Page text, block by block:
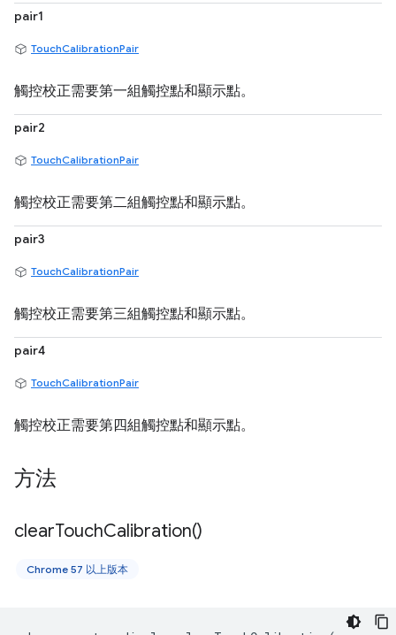
pair1
TouchCalibrationPair
觸控校正需要第一組觸控點和顯示點。
pair2
TouchCalibrationPair
觸控校正需要第二組觸控點和顯示點。
pair3
TouchCalibrationPair
觸控校正需要第三組觸控點和顯示點。
pair4
TouchCalibrationPair
觸控校正需要第四組觸控點和顯示點。
方法
clearTouchCalibration()
Chrome 57 以上版本